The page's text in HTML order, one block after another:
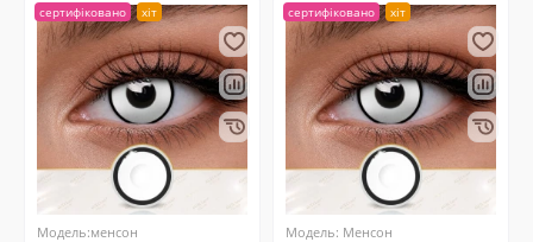
сертифіковано хіт
Модель:менсон
сертифіковано хіт
Модель: Менсон